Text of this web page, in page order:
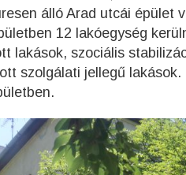
álló Arad utcái épület
12 lakóegység
lakások, szociális
szolgálati jellegű